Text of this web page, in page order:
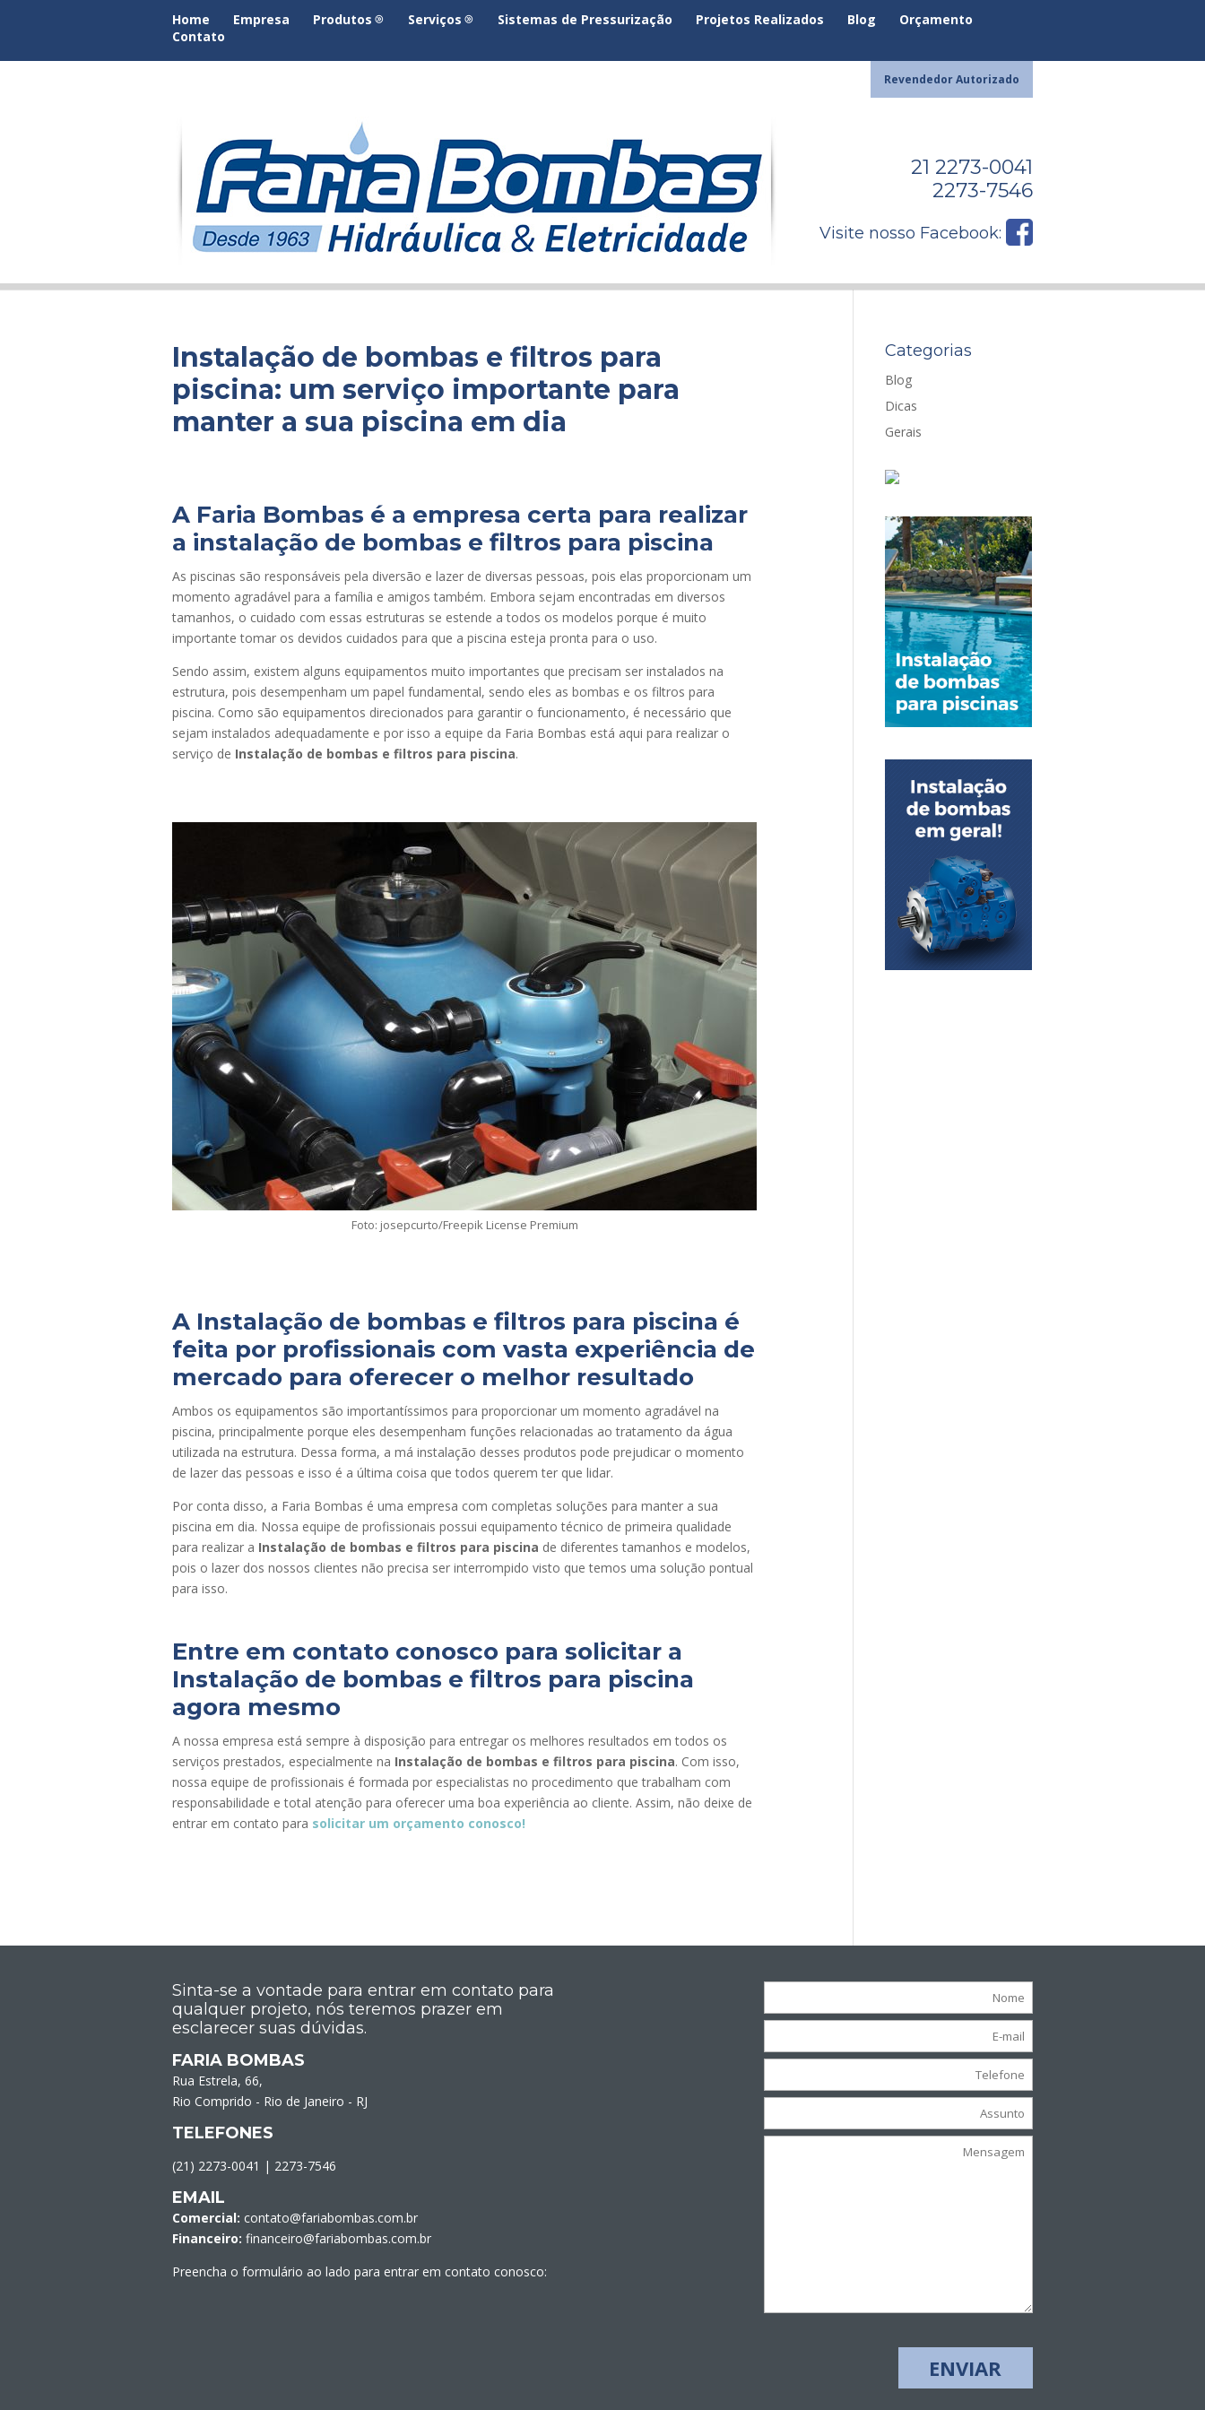
Home Empresa Produtos Serviços Sistemas de Pressurização Projetos Realizados Blog
Orçamento
Contato
Revendedor Autorizado
21 2273-0041
2273-7546
Visite nosso Facebook:
Instalação de bombas e filtros para
piscina: um serviço importante para
manter a sua piscina em dia
A Faria Bombas é a empresa certa para realizar
a instalação de bombas e filtros para piscina
As piscinas são responsáveis pela diversão e lazer de diversas pessoas, pois elas proporcionam um
momento agradável para a família e amigos também. Embora sejam encontradas em diversos
tamanhos, o cuidado com essas estruturas se estende a todos os modelos porque é muito
importante tomar os devidos cuidados para que a piscina esteja pronta para o uso.
Sendo assim, existem alguns equipamentos muito importantes que precisam ser instalados na
estrutura, pois desempenham um papel fundamental, sendo eles as bombas e os filtros para
piscina. Como são equipamentos direcionados para garantir o funcionamento, é necessário que
sejam instalados adequadamente e por isso a equipe da Faria Bombas está aqui para realizar o
serviço de Instalação de bombas e filtros para piscina.
Foto: josepcurto/Freepik License Premium
A Instalação de bombas e filtros para piscina é
feita por profissionais com vasta experiência de
mercado para oferecer o melhor resultado
Ambos os equipamentos são importantíssimos para proporcionar um momento agradável na
piscina, principalmente porque eles desempenham funções relacionadas ao tratamento da água
utilizada na estrutura. Dessa forma, a má instalação desses produtos pode prejudicar o momento
de lazer das pessoas e isso é a última coisa que todos querem ter que lidar.
Por conta disso, a Faria Bombas é uma empresa com completas soluções para manter a sua
piscina em dia. Nossa equipe de profissionais possui equipamento técnico de primeira qualidade
para realizar a Instalação de bombas e filtros para piscina de diferentes tamanhos e modelos,
pois o lazer dos nossos clientes não precisa ser interrompido visto que temos uma solução pontual
para isso.
Entre em contato conosco para solicitar a
Instalação de bombas e filtros para piscina
agora mesmo
A nossa empresa está sempre à disposição para entregar os melhores resultados em todos os
serviços prestados, especialmente na Instalação de bombas e filtros para piscina. Com isso,
nossa equipe de profissionais é formada por especialistas no procedimento que trabalham com
responsabilidade e total atenção para oferecer uma boa experiência ao cliente. Assim, não deixe de
entrar em contato para solicitar um orçamento conosco!
Categorias
Blog
Dicas
Gerais
Sinta-se a vontade para entrar em contato para
qualquer projeto, nós teremos prazer em
esclarecer suas dúvidas.
FARIA BOMBAS
Rua Estrela, 66,
Rio Comprido - Rio de Janeiro - RJ
TELEFONES
(21) 2273-0041 | 2273-7546
EMAIL
Comercial: contato@fariabombas.com.br
Financeiro: financeiro@fariabombas.com.br
Preencha o formulário ao lado para entrar em contato conosco: